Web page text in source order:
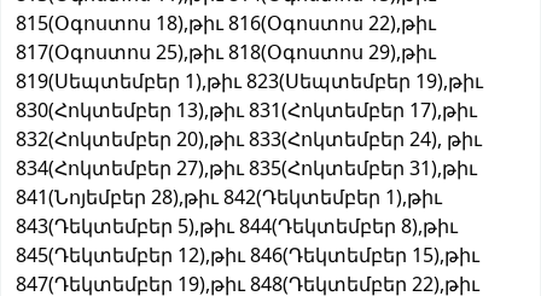
815(Օգոստոս 18),թիւ 816(Օգոստոս 22),թիւ
817(Օգոստոս 25),թիւ 818(Օգոստոս 29),թիւ
819(Սեպտեմբեր 1),թիւ 823(Սեպտեմբեր 19),թիւ
830(Հոկտեմբեր 13),թիւ 831(Հոկտեմբեր 17),թիւ
832(Հոկտեմբեր 20),թիւ 833(Հոկտեմբեր 24), թիւ
834(Հոկտեմբեր 27),թիւ 835(Հոկտեմբեր 31),թիւ
841(Նոյեմբեր 28),թիւ 842(Դեկտեմբեր 1),թիւ
843(Դեկտեմբեր 5),թիւ 844(Դեկտեմբեր 8),թիւ
845(Դեկտեմբեր 12),թիւ 846(Դեկտեմբեր 15),թիւ
847(Դեկտեմբեր 19),թիւ 848(Դեկտեմբեր 22),թիւ